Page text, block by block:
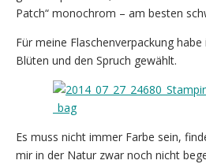
Patch“ monochrom – am besten
Für meine Flaschenverpackung
Blüten und den Spruch gewählt.
Es muss nicht immer Farbe sein,
mir in der Natur zwar noch nicht